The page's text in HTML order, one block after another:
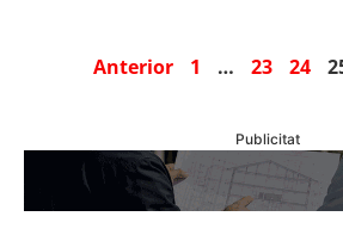
Anterior 1 … 23 24
Publicitat